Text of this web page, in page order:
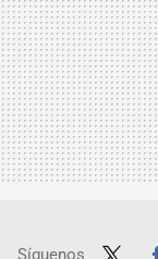
Síguenos